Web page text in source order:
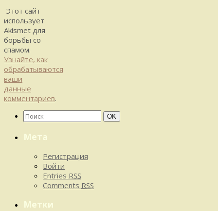
Этот сайт
использует
Akismet для
борьбы со
спамом.
Узнайте, как
обрабатываются
ваши
данные
комментариев.
Найти:
Поиск
OK
Мета
Регистрация
Войти
Entries RSS
Comments RSS
Метки